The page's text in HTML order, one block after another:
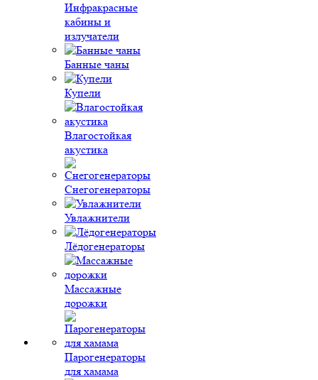
Инфракрасные
кабины и
излучатели
Банные чаны
Купели
Влагостойкая
акустика
Снегогенераторы
Увлажнители
Лёдогенераторы
Массажные
дорожки
Парогенераторы
для хамама